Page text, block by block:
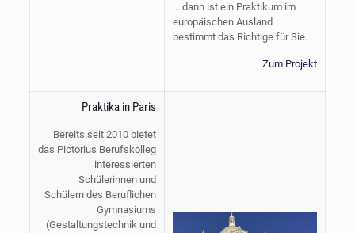
… dann ist ein Praktikum im
europäischen Ausland
bestimmt das Richtige für Sie.
Zum Projekt
Praktika in Paris
Bereits seit 2010 bietet
das Pictorius Berufskolleg
interessierten
Schülerinnen und
Schülern des Beruflichen
Gymnasiums
(Gestaltungstechnik und